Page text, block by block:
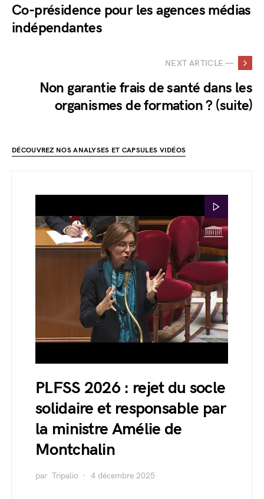
Co-présidence pour les agences médias
indépendantes
NEXT ARTICLE —
Non garantie frais de santé dans les
organismes de formation ? (suite)
DÉCOUVREZ NOS ANALYSES ET CAPSULES VIDÉOS
PLFSS 2026 : rejet du socle
solidaire et responsable par
la ministre Amélie de
Montchalin
par Tripalio 4 décembre 2025